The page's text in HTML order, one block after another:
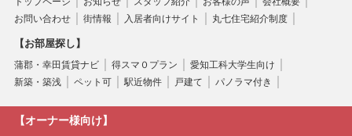
お問い合わせ
街情報 入居者向けサイト 丸七住宅紹介制度
【お部屋探し】
蒲郡・幸田賃貸ナビ 得スマ０プラン
愛知工科大学生向け
新築・築浅
ペット可 駅近物件 戸建て パノラマ付き
【オーナー様向け】